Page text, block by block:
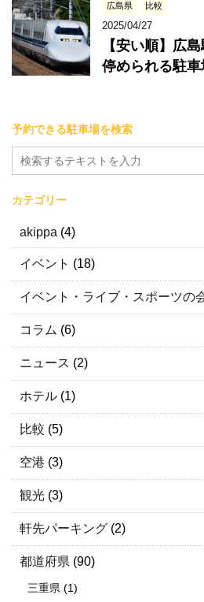
広島県 比較
2025/04/27
【安い順】広
停められる駐
予約できる駐車場を検索
カテゴリー
akippa (4)
イベント (18)
イベント・ライブ・スポーツの
コラム (6)
ニュース (2)
ホテル (1)
比較 (5)
空港 (3)
観光 (3)
軒先パーキング (2)
都道府県 (90)
三重県 (1)